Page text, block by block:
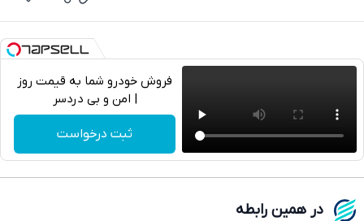
تلگرام
واتساپ
فروش خودرو شما به قیمت روز
| امن و بی دردسر
ثبت درخواست
در همین رابطه